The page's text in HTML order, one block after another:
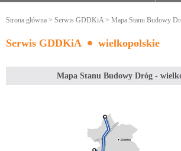
Strona główna > Serwis GDDKiA> Mapa Stanu Budowy
Serwis GDDKiA wielkopolskie
Mapa Stanu Budowy Dróg -